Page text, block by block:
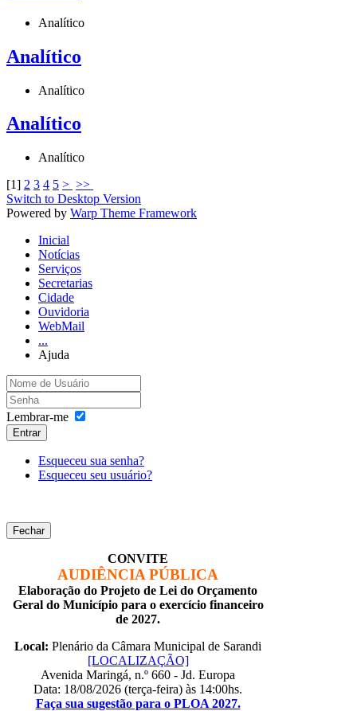
Analítico
Analítico
Analítico
Analítico
Analítico
[1] 2 3 4 5 > >>
Switch to Desktop Version
Powered by Warp Theme Framework
Inicial
Notícias
Serviços
Secretarias
Cidade
Ouvidoria
WebMail
...
Ajuda
Lembrar-me
Entrar
Esqueceu sua senha?
Esqueceu seu usuário?
Fechar
CONVITE
AUDIÊNCIA PÚBLICA
Elaboração do Projeto de Lei do Orçamento
Geral do Município para o exercício financeiro
de 2027.
Local: Plenário da Câmara Municipal de Sarandi
[LOCALIZAÇÃO]
Avenida Maringá, n.º 660 - Jd. Europa
Data: 18/08/2026 (terça-feira) às 14:00hs.
Faça sua sugestão para o PLOA 2027.